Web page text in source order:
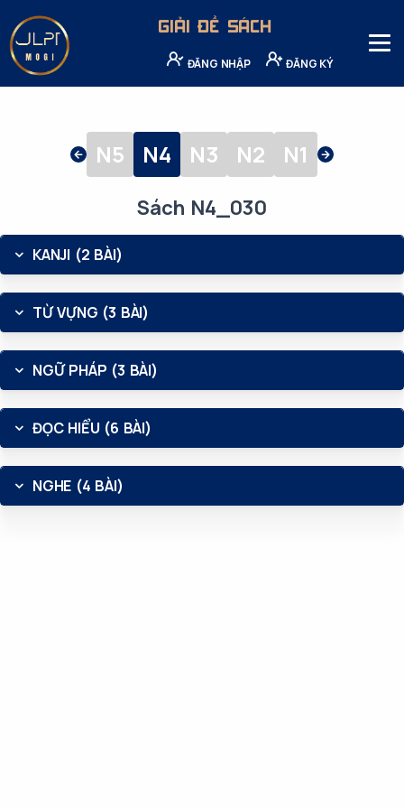
GIẢI ĐỀ SÁCH
ĐĂNG NHẬP ĐĂNG KÝ
N5 N4 N3 N2 N1
Sách N4_030
KANJI (2 BÀI)
TỪ VỰNG (3 BÀI)
NGỮ PHÁP (3 BÀI)
ĐỌC HIỂU (6 BÀI)
NGHE (4 BÀI)